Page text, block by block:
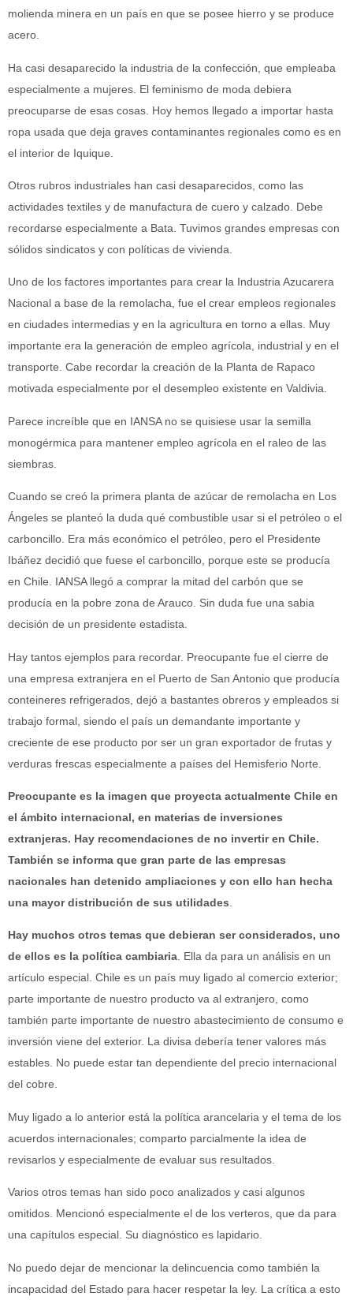
molienda minera en un país en que se posee hierro y se produce
acero.
Ha casi desaparecido la industria de la confección, que empleaba
especialmente a mujeres. El feminismo de moda debiera
preocuparse de esas cosas. Hoy hemos llegado a importar hasta
ropa usada que deja graves contaminantes regionales como es en
el interior de Iquique.
Otros rubros industriales han casi desaparecidos, como las
actividades textiles y de manufactura de cuero y calzado. Debe
recordarse especialmente a Bata. Tuvimos grandes empresas con
sólidos sindicatos y con políticas de vivienda.
Uno de los factores importantes para crear la Industria Azucarera
Nacional a base de la remolacha, fue el crear empleos regionales
en ciudades intermedias y en la agricultura en torno a ellas. Muy
importante era la generación de empleo agrícola, industrial y en el
transporte. Cabe recordar la creación de la Planta de Rapaco
motivada especialmente por el desempleo existente en Valdivia.
Parece increíble que en IANSA no se quisiese usar la semilla
monogérmica para mantener empleo agrícola en el raleo de las
siembras.
Cuando se creó la primera planta de azúcar de remolacha en Los
Ángeles se planteó la duda qué combustible usar si el petróleo o el
carboncillo. Era más económico el petróleo, pero el Presidente
Ibáñez decidió que fuese el carboncillo, porque este se producía
en Chile. IANSA llegó a comprar la mitad del carbón que se
producía en la pobre zona de Arauco. Sin duda fue una sabia
decisión de un presidente estadista.
Hay tantos ejemplos para recordar. Preocupante fue el cierre de
una empresa extranjera en el Puerto de San Antonio que producía
conteineres refrigerados, dejó a bastantes obreros y empleados si
trabajo formal, siendo el país un demandante importante y
creciente de ese producto por ser un gran exportador de frutas y
verduras frescas especialmente a países del Hemisferio Norte.
Preocupante es la imagen que proyecta actualmente Chile en
el ámbito internacional, en materias de inversiones
extranjeras. Hay recomendaciones de no invertir en Chile.
También se informa que gran parte de las empresas
nacionales han detenido ampliaciones y con ello han hecha
una mayor distribución de sus utilidades
Hay muchos otros temas que debieran ser considerados, uno
de ellos es la política cambiaria. Ella da para un análisis en un
artículo especial. Chile es un país muy ligado al comercio exterior;
parte importante de nuestro producto va al extranjero, como
también parte importante de nuestro abastecimiento de consumo e
inversión viene del exterior. La divisa debería tener valores más
estables. No puede estar tan dependiente del precio internacional
del cobre.
Muy ligado a lo anterior está la política arancelaria y el tema de los
acuerdos internacionales; comparto parcialmente la idea de
revisarlos y especialmente de evaluar sus resultados.
Varios otros temas han sido poco analizados y casi algunos
omitidos. Mencionó especialmente el de los verteros, que da para
una capítulos especial. Su diagnóstico es lapidario.
No puedo dejar de mencionar la delincuencia como también la
incapacidad del Estado para hacer respetar la ley. La crítica a esto